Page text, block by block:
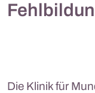
Die Klinik für